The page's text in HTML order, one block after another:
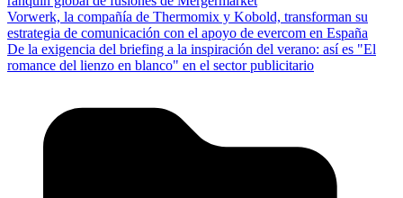
Vorwerk, la compañía de Thermomix y Kobold, transforman su
estrategia de comunicación con el apoyo de evercom en España
De la exigencia del briefing a la inspiración del verano: así es "El
romance del lienzo en blanco" en el sector publicitario